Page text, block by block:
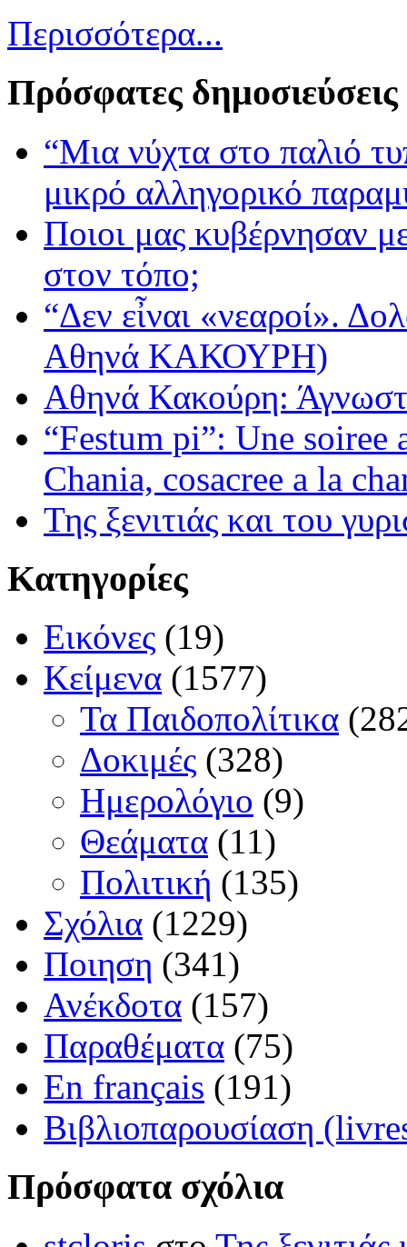
Περισσότερα...
Πρόσφατες δημοσιεύσεις
“Μια νύχτα στο παλιό
μικρό αλληγορικό
Ποιοι μας κυβέρνησαν
στον τόπο;
“Δεν εἶναι «νεαροί».
Αθηνά ΚΑΚΟΥΡΗ)
Αθηνά Κακούρη:
“Festum pi”: Une soiree
Chania, cosacree a la
Της ξενιτιάς και του
Κατηγορίες
Εικόνες (19)
Κείμενα (1577)
Τα Παιδοπολίτικα
Δοκιμές (328)
Ημερολόγιο (9)
Θεάματα (11)
Πολιτική (135)
Σχόλια (1229)
Ποιηση (341)
Ανέκδοτα (157)
Παραθέματα (75)
En français (191)
Βιβλιοπαρουσίαση
Πρόσφατα σχόλια